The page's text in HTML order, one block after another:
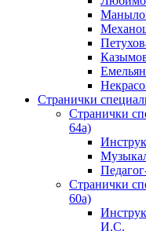
Странички
Странички
64а)
Странички
60а)
И.С.